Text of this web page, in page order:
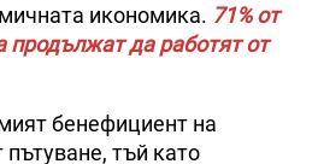
икономика. 71% от
продължат да работят от
бенефициент на
тъй като